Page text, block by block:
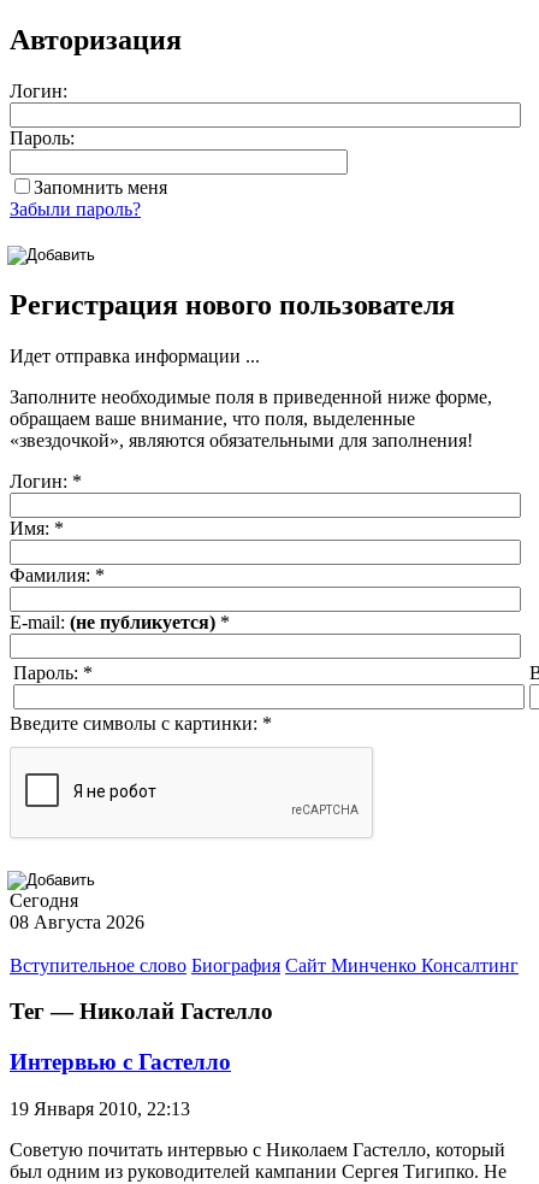
Авторизация
Логин:
Пароль:
Запомнить меня
Забыли пароль?
Регистрация нового пользователя
Идет отправка информации ...
Заполните необходимые поля в приведенной ниже форме,
обращаем ваше внимание, что поля, выделенные
«звездочкой», являются обязательными для заполнения!
Логин: *
Имя: *
Фамилия: *
E-mail: (не публикуется) *
Пароль: *
Введите символы с картинки: *
Сегодня
08 Августа 2026
Вступительное слово Биография Сайт Минченко Консалтинг
Тег — Николай Гастелло
Интервью с Гастелло
19 Января 2010, 22:13
Советую почитать интервью с Николаем Гастелло, который
был одним из руководителей кампании Сергея Тигипко. Не